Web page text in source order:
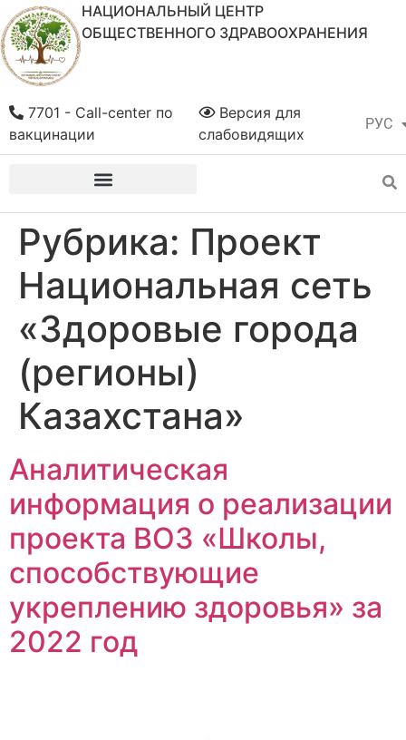
НАЦИОНАЛЬНЫЙ ЦЕНТР
ОБЩЕСТВЕННОГО ЗДРАВООХРАНЕНИЯ
РУС
ҚАЗ
Версия для
слабовидящих
7701 - Call-center по
вакцинации
Рубрика: Проект
Национальная сеть
«Здоровые города
(регионы)
Казахстана»
Аналитическая
информация о реализации
проекта ВОЗ «Школы,
способствующие
укреплению здоровья» за
2022 год